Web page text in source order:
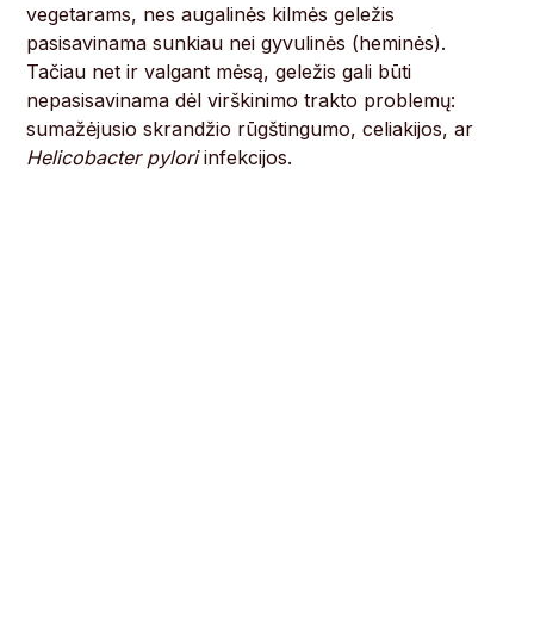
vegetarams, nes augalinės kilmės geležis
pasisavinama sunkiau nei gyvulinės (heminės).
Tačiau net ir valgant mėsą, geležis gali būti
nepasisavinama dėl virškinimo trakto problemų:
sumažėjusio skrandžio rūgštingumo, celiakijos, ar
Helicobacter pyloriinfekcijos.